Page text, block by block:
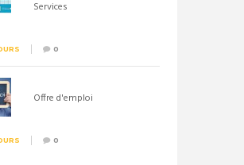
Services
0
Offre d'emploi
0